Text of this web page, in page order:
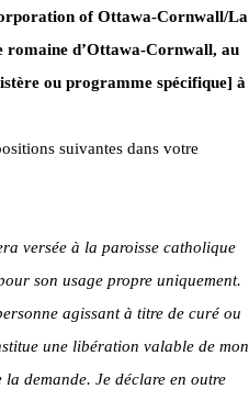
of Ottawa-Cornwall/La
romaine d’Ottawa-Cornwall, au
ou programme spécifique] à
suivantes dans votre
versée à la paroisse catholique
son usage propre uniquement.
agissant à titre de curé ou
une libération valable de mon
demande. Je déclare en outre